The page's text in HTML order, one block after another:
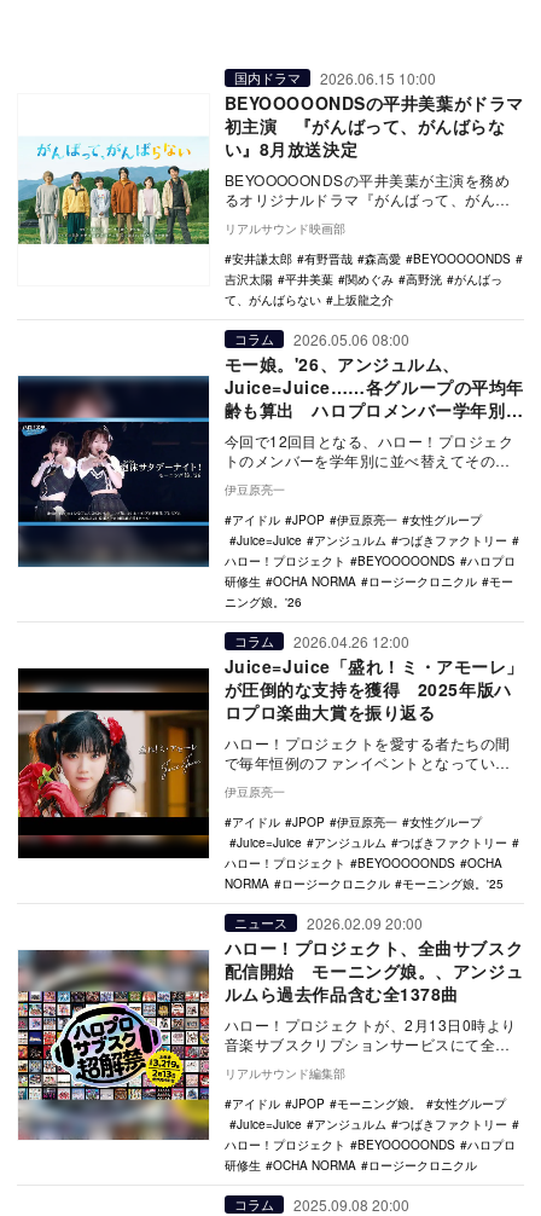
国内ドラマ 2026.06.15 10:00
BEYOOOOONDSの平井美葉がドラマ
初主演 『がんばって、がんばらな
い』8月放送決定
BEYOOOOONDSの平井美葉が主演を務め
るオリジナルドラマ『がんばって、がんば
らない』が、8月7日21時より日本映画専門
チャ…
リアルサウンド映画部
安井謙太郎
有野晋哉 森高愛
BEYOOOOONDS
吉沢太陽
平井美葉 関めぐみ 高野洸
がんばっ
て、がんばらない
上坂龍之介
コラム 2026.05.06 08:00
モー娘。'26、アンジュルム、
Juice=Juice……各グループの平均年
齢も算出 ハロプロメンバー学年別分
類2026年版
今回で12回目となる、ハロー！プロジェク
トのメンバーを学年別に並べ替えてその分
布を一覧にする「ハロプロメンバー学年別
分類」。今年…
伊豆原亮一
アイドル
JPOP 伊豆原亮一
女性グループ
Juice=Juice
アンジュルム
つばきファクトリー
ハロー！プロジェクト
BEYOOOOONDS
ハロプロ
研修生
OCHA NORMA ロージークロニクル
モー
ニング娘。'26
コラム 2026.04.26 12:00
Juice=Juice「盛れ！ミ・アモーレ」
が圧倒的な支持を獲得 2025年版ハ
ロプロ楽曲大賞を振り返る
ハロー！プロジェクトを愛する者たちの間
で毎年恒例のファンイベントとなっている
のが「ハロプロ楽曲大賞」。本稿では、
『第24回ハロプ…
伊豆原亮一
アイドル
JPOP 伊豆原亮一
女性グループ
Juice=Juice
アンジュルム
つばきファクトリー
ハロー！プロジェクト
BEYOOOOONDS
OCHA
NORMA
ロージークロニクル モーニング娘。'25
ニュース 2026.02.09 20:00
ハロー！プロジェクト、全曲サブスク
配信開始 モーニング娘。、アンジュ
ルムら過去作品含む全1378曲
ハロー！プロジェクトが、2月13日0時より
音楽サブスクリプションサービスにて全楽
曲配信開始および世界同時配信スタートす
る。 …
リアルサウンド編集部
アイドル
JPOP モーニング娘。
女性グループ
Juice=Juice
アンジュルム
つばきファクトリー
ハロー！プロジェクト
BEYOOOOONDS
ハロプロ
研修生
OCHA NORMA ロージークロニクル
コラム 2025.09.08 20:00